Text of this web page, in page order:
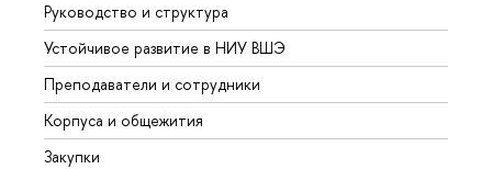
Руководство и структура
Устойчивое развитие в НИУ ВШЭ
Преподаватели и сотрудники
Корпуса и общежития
Закупки